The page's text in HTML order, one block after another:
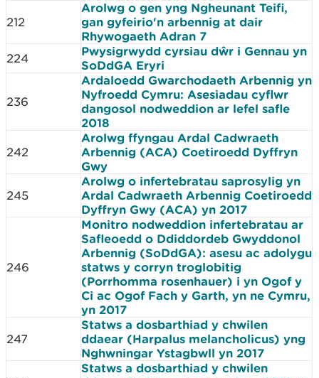
212
Arolwg o gen yng Ngheunant Teifi,
gan gyfeirio'n arbennig at dair
Rhywogaeth Adran 7
224
Pwysigrwydd cyrsiau dŵr i Gennau yn
SoDdGA Eryri
236
Ardaloedd Gwarchodaeth Arbennig yn
Nyfroedd Cymru: Asesiadau cyflwr
dangosol nodweddion ar lefel safle
2018
242
Arolwg ffyngau Ardal Cadwraeth
Arbennig (ACA) Coetiroedd Dyffryn
Gwy
245
Arolwg o infertebratau saprosylig yn
Ardal Cadwraeth Arbennig Coetiroedd
Dyffryn Gwy (ACA) yn 2017
246
Monitro nodweddion infertebratau ar
Safleoedd o Ddiddordeb Gwyddonol
Arbennig (SoDdGA): asesu ac adolygu
statws y corryn troglobitig
(Porrhomma rosenhauer) i yn Ogof y
Ci ac Ogof Fach y Garth, yn ne Cymru,
yn 2017
247
Statws a dosbarthiad y chwilen
ddaear (Harpalus melancholicus) yng
Nghwningar Ystagbwll yn 2017
Statws a dosbarthiad y chwilen